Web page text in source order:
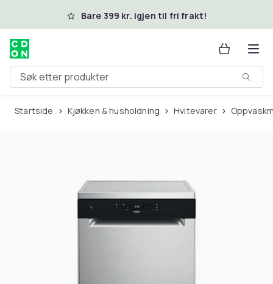
Hopp til hovedinnholdBare 399 kr. igjen til fri frakt!
Søk etter produkter
Startside Kjøkken & husholdning Hvitevarer